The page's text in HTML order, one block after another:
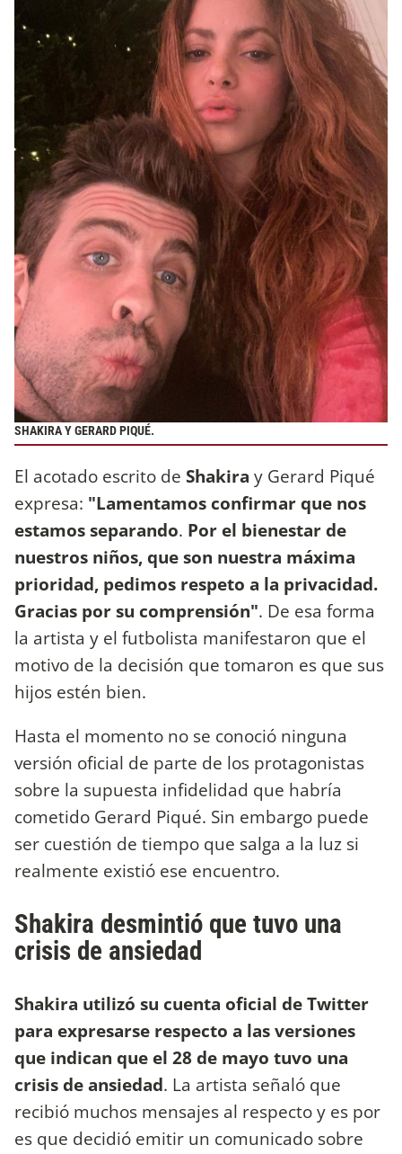
SHAKIRA Y GERARD PIQUÉ.
El acotado escrito de Shakira y Gerard Piqué
expresa: "Lamentamos confirmar que nos
estamos separando. Por el bienestar de
nuestros niños, que son nuestra máxima
prioridad, pedimos respeto a la privacidad.
Gracias por su comprensión". De esa forma
la artista y el futbolista manifestaron que el
motivo de la decisión que tomaron es que sus
hijos estén bien.
Hasta el momento no se conoció ninguna
versión oficial de parte de los protagonistas
sobre la supuesta infidelidad que habría
cometido Gerard Piqué. Sin embargo puede
ser cuestión de tiempo que salga a la luz si
realmente existió ese encuentro.
Shakira desmintió que tuvo una
crisis de ansiedad
Shakira utilizó su cuenta oficial de Twitter
para expresarse respecto a las versiones
que indican que el 28 de mayo tuvo una
crisis de ansiedad. La artista señaló que
recibió muchos mensajes al respecto y es por
es que decidió emitir un comunicado sobre